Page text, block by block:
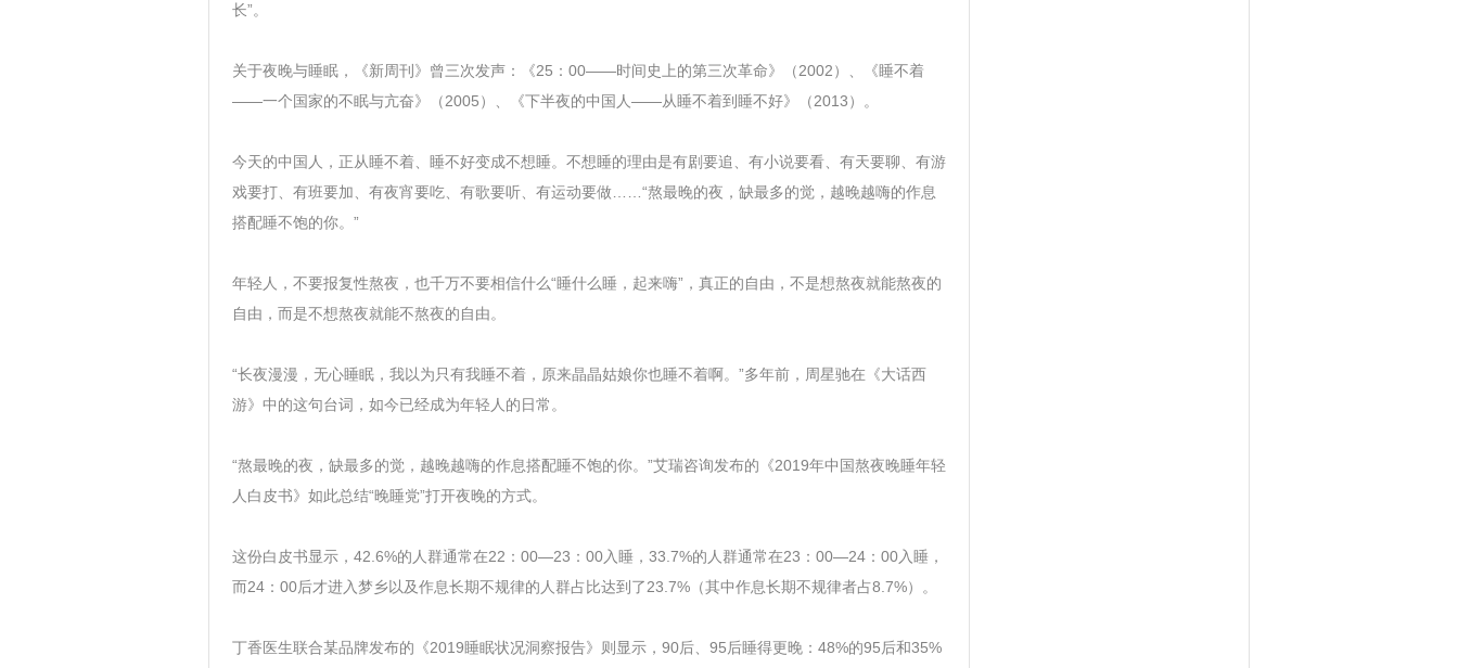
长”。
关于夜晚与睡眠，《新周刊》曾三次发声：《25：00——时间史上的第三次革命》（2002）、《睡不着
——一个国家的不眠与亢奋》（2005）、《下半夜的中国人——从睡不着到睡不好》（2013）。
今天的中国人，正从睡不着、睡不好变成不想睡。不想睡的理由是有剧要追、有小说要看、有天要聊、有游
戏要打、有班要加、有夜宵要吃、有歌要听、有运动要做……“熬最晚的夜，缺最多的觉，越晚越嗨的作息
搭配睡不饱的你。”
年轻人，不要报复性熬夜，也千万不要相信什么“睡什么睡，起来嗨”，真正的自由，不是想熬夜就能熬夜的
自由，而是不想熬夜就能不熬夜的自由。
“长夜漫漫，无心睡眠，我以为只有我睡不着，原来晶晶姑娘你也睡不着啊。”多年前，周星驰在《大话西
游》中的这句台词，如今已经成为年轻人的日常。
“熬最晚的夜，缺最多的觉，越晚越嗨的作息搭配睡不饱的你。”艾瑞咨询发布的《2019年中国熬夜晚睡年轻
人白皮书》如此总结“晚睡党”打开夜晚的方式。
这份白皮书显示，42.6%的人群通常在22：00—23：00入睡，33.7%的人群通常在23：00—24：00入睡，
而24：00后才进入梦乡以及作息长期不规律的人群占比达到了23.7%（其中作息长期不规律者占8.7%）。
丁香医生联合某品牌发布的《2019睡眠状况洞察报告》则显示，90后、95后睡得更晚：48%的95后和35%